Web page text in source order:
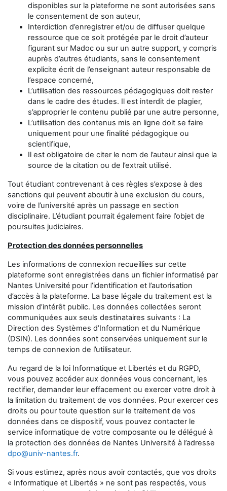
disponibles sur la plateforme ne sont autorisées sans
le consentement de son auteur,
Interdiction d’enregistrer et/ou de diffuser quelque
ressource que ce soit protégée par le droit d’auteur
figurant sur Madoc ou sur un autre support, y compris
auprès d’autres étudiants, sans le consentement
explicite écrit de l’enseignant auteur responsable de
l’espace concerné,
L’utilisation des ressources pédagogiques doit rester
dans le cadre des études. Il est interdit de plagier,
s’approprier le contenu publié par une autre personne,
L’utilisation des contenus mis en ligne doit se faire
uniquement pour une finalité pédagogique ou
scientifique,
Il est obligatoire de citer le nom de l’auteur ainsi que la
source de la citation ou de l’extrait utilisé.
Tout étudiant contrevenant à ces règles s’expose à des
sanctions qui peuvent aboutir à une exclusion du cours,
voire de l’université après un passage en section
disciplinaire. L’étudiant pourrait également faire l’objet de
poursuites judiciaires.
Protection des données personnelles
Les informations de connexion recueillies sur cette
plateforme sont enregistrées dans un fichier informatisé par
Nantes Université pour l’identification et l’autorisation
d’accès à la plateforme. La base légale du traitement est la
mission d’intérêt public. Les données collectées seront
communiquées aux seuls destinataires suivants : La
Direction des Systèmes d’Information et du Numérique
(DSIN). Les données sont conservées uniquement sur le
temps de connexion de l’utilisateur.
Au regard de la loi Informatique et Libertés et du RGPD,
vous pouvez accéder aux données vous concernant, les
rectifier, demander leur effacement ou exercer votre droit à
la limitation du traitement de vos données. Pour exercer ces
droits ou pour toute question sur le traitement de vos
données dans ce dispositif, vous pouvez contacter le
service informatique de votre composante ou le délégué à
la protection des données de Nantes Université à l’adresse
dpo@univ-nantes.fr.
Si vous estimez, après nous avoir contactés, que vos droits
« Informatique et Libertés » ne sont pas respectés, vous